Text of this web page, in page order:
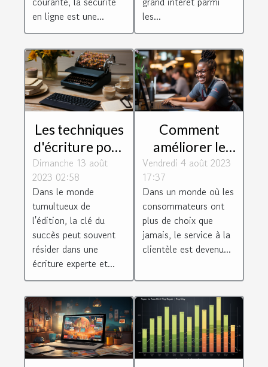
en ligne est une...
les...
Les techniques
d'écriture pour
un magazine
réussi
Dimanche 13 août
2023 02:58
Dans le monde
tumultueux de
l'édition, la clé du
succès peut souvent
résider dans une
écriture experte et...
Comment
améliorer le
service client
de votre
entreprise
Vendredi 4 août 2023
17:37
Dans un monde où les
consommateurs ont
plus de choix que
jamais, le service à la
clientèle est devenu...